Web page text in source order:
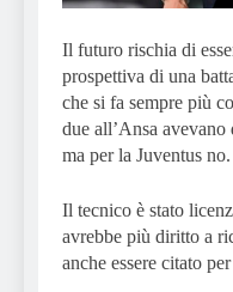
Il futuro rischia di
prospettiva di una
che si fa sempre più
due all’Ansa
ma per la Juventus no.
Il tecnico è stato
avrebbe più diritto a
anche essere citato